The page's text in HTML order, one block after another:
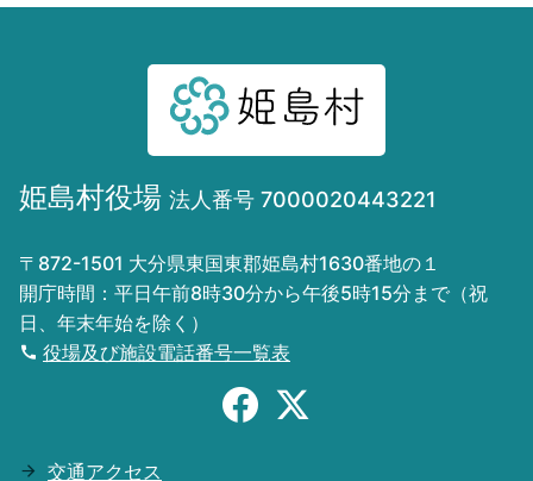
姫島村役場 法人番号 7000020443221
〒872-1501 大分県東国東郡姫島村1630番地の１
開庁時間：平日午前8時30分から午後5時15分まで（祝
日、年末年始を除く）
役場及び施設電話番号一覧表
交通アクセス